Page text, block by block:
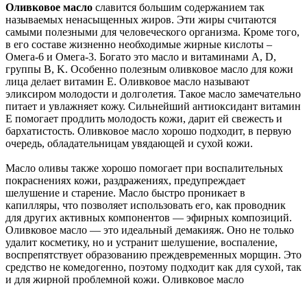
Оливковое масло славится большим содержанием так
называемых ненасыщенных жиров. Эти жиры считаются
самыми полезными для человеческого организма. Кроме того,
в его составе жизненно необходимые жирные кислоты –
Омега-6 и Омега-3. Богато это масло и витаминами А, D,
группы В, K. Особенно полезным оливковое масло для кожи
лица делает витамин Е. Оливковое масло называют
эликсиром молодости и долголетия. Такое масло замечательно
питает и увлажняет кожу. Сильнейший антиоксидант витамин
Е помогает продлить молодость кожи, дарит ей свежесть и
бархатистость. Оливковое масло хорошо подходит, в первую
очередь, обладательницам увядающей и сухой кожи.
Масло оливы также хорошо помогает при воспалительных
покраснениях кожи, раздражениях, предупреждает
шелушение и старение. Масло быстро проникает в
капилляры, что позволяет использовать его, как проводник
для других активных компонентов — эфирных композиций.
Оливковое масло — это идеальный демакияж. Оно не только
удалит косметику, но и устранит шелушение, воспаление,
воспрепятствует образованию преждевременных морщин. Это
средство не комедогенно, поэтому подходит как для сухой, так
и для жирной проблемной кожи. Оливковое масло